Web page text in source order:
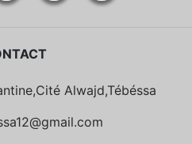
Alwajd,Tébéssa